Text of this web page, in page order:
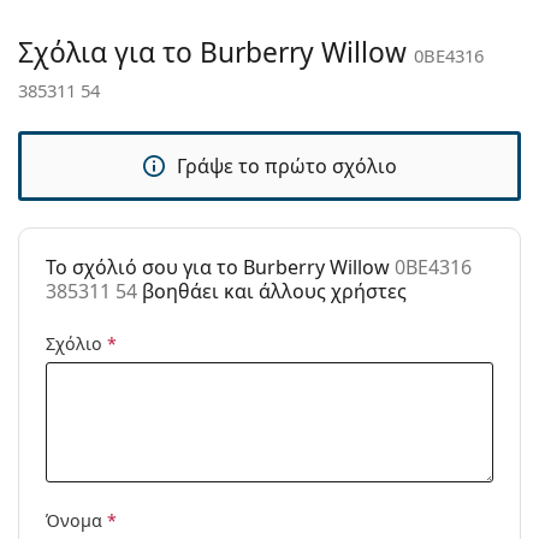
Παρέχονται με
θήκη:
Ναι
Πανί
καθαρισμού:
Ναι
Άλλα
Τύπος:
Γυναικεία
Κατηγορία:
Γυαλιά Ηλίου Επώνυμες Μάρκες
Χρήση:
Μόδα
Σχόλια για το Burberry Willow 0BE4316
385311 54
Γράψε το πρώτο σχόλιο
To σχόλιό σου για το Burberry Willow0BE4316
385311 54 βοηθάει και άλλους χρήστες
Σχόλιο *
Όνομα *